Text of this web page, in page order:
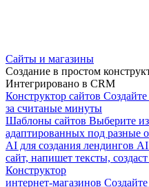
Сайты и магазины
Создание в простом
Интегрировано в CRM
Конструктор сайтов
за считаные минуты
Шаблоны сайтов Выберите
адаптированных под разные
AI для создания лендингов AI
сайт, напишет тексты,
Конструктор
интернет-магазинов